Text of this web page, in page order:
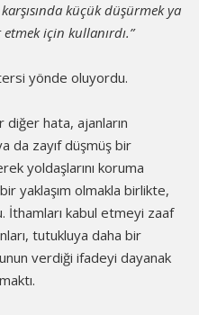
küçük düşürmek ya
için kullanırdı.”
yönde oluyordu.
diğer hata, ajanların
da zayıf düşmüş bir
yoldaşlarını koruma
yaklaşım olmakla birlikte,
İthamları kabul etmeyi zaaf
tutukluya daha bir
verdiği ifadeyi dayanak